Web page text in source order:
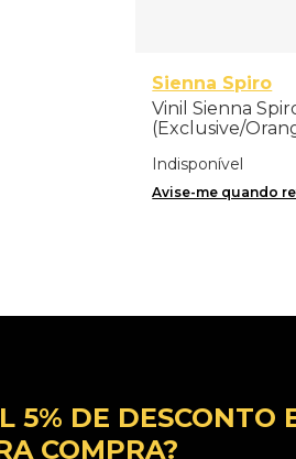
Sienna Spiro
Vinil Sienna
(Exclusive/
Indisponível
Avise-me quando
5% DE DESCONTO
COMPRA?